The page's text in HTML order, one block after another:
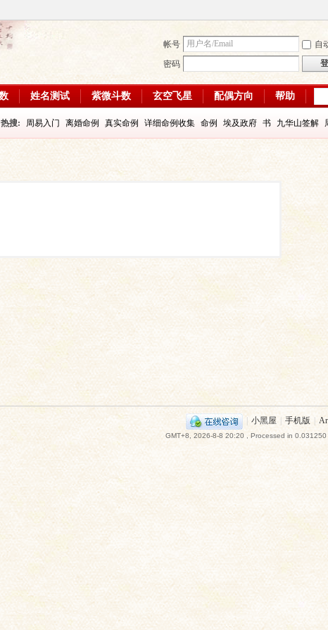
帐号 自
密码
姓名测试 紫微斗数 玄空飞星 配偶方向 帮助
热搜: 周易入门 离婚命例 真实命例 详细命例收集 命例 埃及政府 书 九华山签解
周易教学视频 富贵八字命例 八字教程
每日一理84 每日一理85
小黑屋 手机版
GMT+8, 2026-8-8 20:20 , Processed in 0.031250